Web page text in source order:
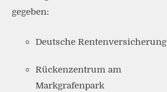
gegeben:
Deutsche Rentenversicherung
Rückenzentrum am
Markgrafenpark